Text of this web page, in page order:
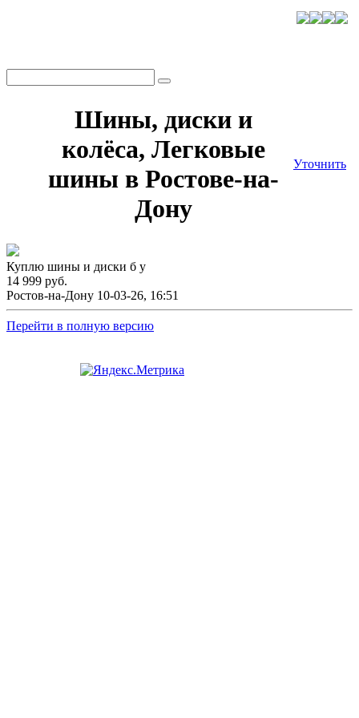
Шины, диски и
колёса, Легковые
шины в Ростове-на-
Дону
Уточнить
Куплю шины и диски б у
14 999 руб.
Ростов-на-Дону 10-03-26, 16:51
Перейти в полную версию